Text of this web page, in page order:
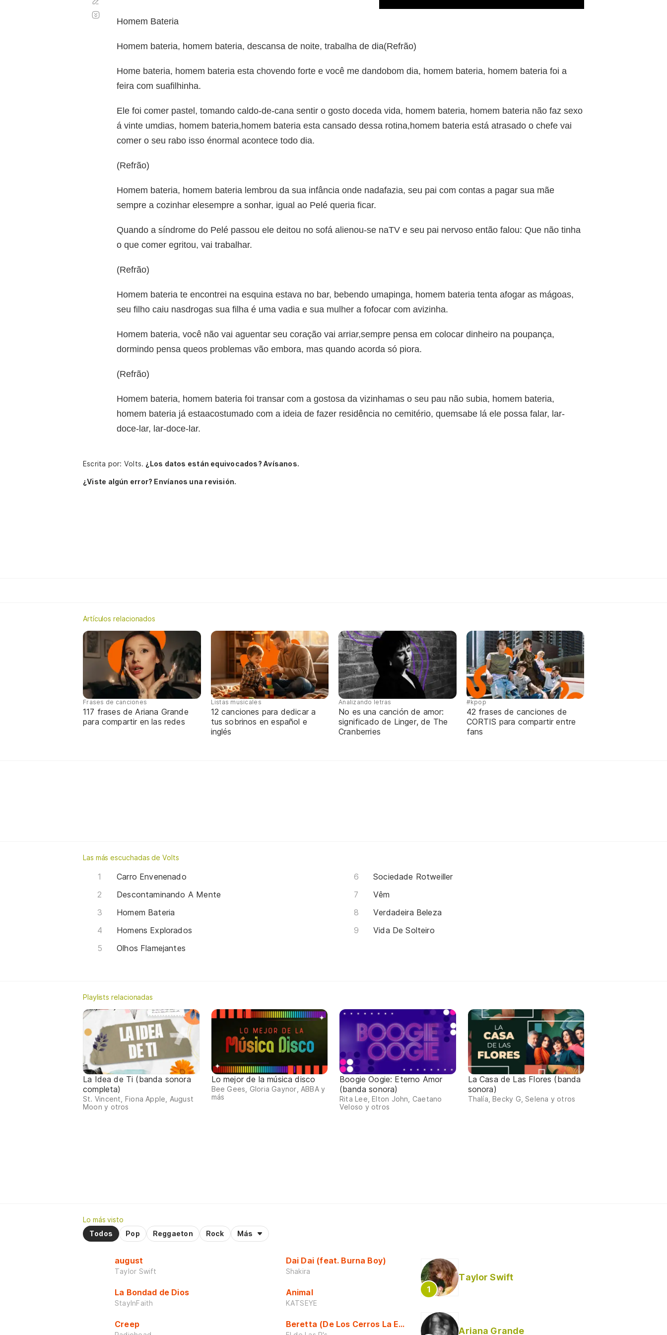
Homem Bateria
Homem bateria, homem bateria, descansa de noite, trabalha de dia(Refrão)
Home bateria, homem bateria esta chovendo forte e você me dandobom dia, homem bateria, homem bateria foi a
feira com suafilhinha.
Ele foi comer pastel, tomando caldo-de-cana sentir o gosto doceda vida, homem bateria, homem bateria não faz sexo
á vinte umdias, homem bateria,homem bateria esta cansado dessa rotina,homem bateria está atrasado o chefe vai
comer o seu rabo isso énormal acontece todo dia.
(Refrão)
Homem bateria, homem bateria lembrou da sua infância onde nadafazia, seu pai com contas a pagar sua mãe
sempre a cozinhar elesempre a sonhar, igual ao Pelé queria ficar.
Quando a síndrome do Pelé passou ele deitou no sofá alienou-se naTV e seu pai nervoso então falou: Que não tinha
o que comer egritou, vai trabalhar.
(Refrão)
Homem bateria te encontrei na esquina estava no bar, bebendo umapinga, homem bateria tenta afogar as mágoas,
seu filho caiu nasdrogas sua filha é uma vadia e sua mulher a fofocar com avizinha.
Homem bateria, você não vai aguentar seu coração vai arriar,sempre pensa em colocar dinheiro na poupança,
dormindo pensa queos problemas vão embora, mas quando acorda só piora.
(Refrão)
Homem bateria, homem bateria foi transar com a gostosa da vizinhamas o seu pau não subia, homem bateria,
homem bateria já estaacostumado com a ideia de fazer residência no cemitério, quemsabe lá ele possa falar, lar-
doce-lar, lar-doce-lar.
automático
Escrita por: Volts. ¿Los datos están equivocados? Avísanos.
¿Viste algún error? Envíanos una revisión.
Artículos relacionados
Frases de canciones
117 frases de Ariana Grande
para compartir en las redes
Listas musicales
12 canciones para dedicar a
tus sobrinos en español e
inglés
Analizando letras
No es una canción de amor:
significado de Linger, de The
Cranberries
#kpop
42 frases de canciones de
CORTIS para compartir entre
fans
Las más escuchadas de Volts
Carro Envenenado
Descontaminando A Mente
Homem Bateria
Homens Explorados
Olhos Flamejantes
Sociedade Rotweiller
Vêm
Verdadeira Beleza
Vida De Solteiro
Playlists relacionadas
La Idea de Ti (banda sonora
completa)
St. Vincent, Fiona Apple, August
Moon y otros
Lo mejor de la música disco
Bee Gees, Gloria Gaynor, ABBA y
más
Boogie Oogie: Eterno Amor
(banda sonora)
Rita Lee, Elton John, Caetano
Veloso y otros
La Casa de Las Flores (banda
sonora)
Thalía, Becky G, Selena y otros
Lo más visto
Todos
Pop Reggaeton Rock Más
august
Taylor Swift
La Bondad de Dios
StayInFaith
Creep
Dai Dai (feat. Burna Boy)
Shakira
Animal
KATSEYE
Beretta (De Los Cerros La Escuela)
Taylor Swift
Ariana Grande